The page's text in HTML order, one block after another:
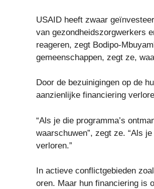
USAID heeft zwaar
van gezondheidszorgwerkers
reageren, zegt Bodipo-
gemeenschappen, zegt ze,
Door de bezuinigingen op de
aanzienlijke financiering
“Als je die programma’s
waarschuwen”, zegt ze. “Als
verloren.”
In actieve conflictgebieden
oren. Maar hun financiering is